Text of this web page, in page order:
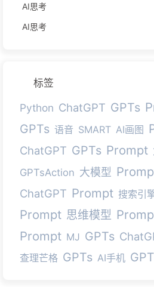
AI思考
AI思考
标签
Python ChatGPT GPTs
GPTs 语音 SMART AI画图
ChatGPT GPTs Prompt
GPTsAction 大模型
ChatGPT Prompt 搜索引
Prompt 思维模型
Prompt MJ GPTs
查理芒格 GPTs AI手机